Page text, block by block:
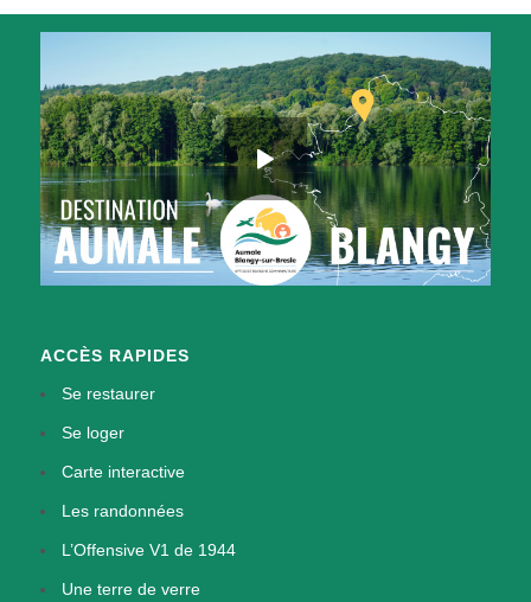
ACCÈS RAPIDES
Se restaurer
Se loger
Carte interactive
Les randonnées
L’Offensive V1 de 1944
Une terre de verre